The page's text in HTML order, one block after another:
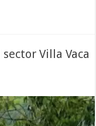
Villa Vaca